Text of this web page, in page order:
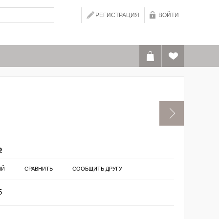
РЕГИСТРАЦИЯ ВОЙТИ
СРАВНИТЬ СООБЩИТЬ ДРУГУ